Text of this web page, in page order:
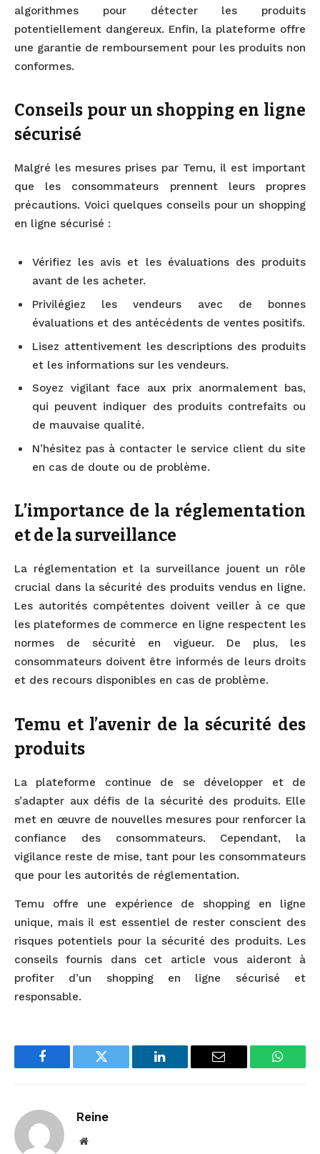
algorithmes pour détecter les produits
potentiellement dangereux. Enfin, la plateforme offre
une garantie de remboursement pour les produits non
conformes.
Conseils pour un shopping en ligne
sécurisé
Malgré les mesures prises par Temu, il est important
que les consommateurs prennent leurs propres
précautions. Voici quelques conseils pour un shopping
en ligne sécurisé :
Vérifiez les avis et les évaluations des produits
avant de les acheter.
Privilégiez les vendeurs avec de bonnes
évaluations et des antécédents de ventes positifs.
Lisez attentivement les descriptions des produits
et les informations sur les vendeurs.
Soyez vigilant face aux prix anormalement bas,
qui peuvent indiquer des produits contrefaits ou
de mauvaise qualité.
N’hésitez pas à contacter le service client du site
en cas de doute ou de problème.
L’importance de la réglementation
et de la surveillance
La réglementation et la surveillance jouent un rôle
crucial dans la sécurité des produits vendus en ligne.
Les autorités compétentes doivent veiller à ce que
les plateformes de commerce en ligne respectent les
normes de sécurité en vigueur. De plus, les
consommateurs doivent être informés de leurs droits
et des recours disponibles en cas de problème.
Temu et l’avenir de la sécurité des
produits
La plateforme continue de se développer et de
s’adapter aux défis de la sécurité des produits. Elle
met en œuvre de nouvelles mesures pour renforcer la
confiance des consommateurs. Cependant, la
vigilance reste de mise, tant pour les consommateurs
que pour les autorités de réglementation.
Temu offre une expérience de shopping en ligne
unique, mais il est essentiel de rester conscient des
risques potentiels pour la sécurité des produits. Les
conseils fournis dans cet article vous aideront à
profiter d’un shopping en ligne sécurisé et
responsable.
Facebook Twitter LinkedIn Email
Reine
Website